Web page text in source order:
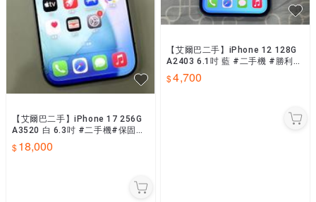
【艾爾巴二手】iPhone 17 256G
A3520 白 6.3吋 #二手機#保固中
#新興店 4TXYP
18,000
【艾爾巴二手】iPhone 12 128G
A2403 6.1吋 藍 #二手機 #勝利店
00F11
4,700